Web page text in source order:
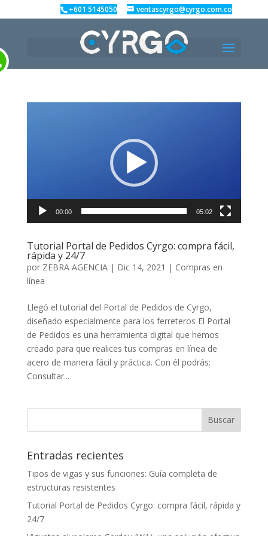
+601 5145050 ventascyrgo@cyrgo.com.co
00:00 05:02
Tutorial Portal de Pedidos Cyrgo: compra fácil,
rápida y 24/7
por ZEBRA AGENCIA| Dic 14, 2021 | Compras en
línea
Llegó el tutorial del Portal de Pedidos de Cyrgo,
diseñado especialmente para los ferreteros El Portal
de Pedidos es una herramienta digital que hemos
creado para que realices tus compras en línea de
acero de manera fácil y práctica. Con él podrás:
Consultar...
Entradas recientes
Tipos de vigas y sus funciones: Guía completa de
estructuras resistentes
Tutorial Portal de Pedidos Cyrgo: compra fácil, rápida y
24/7